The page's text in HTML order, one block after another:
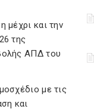
μέχρι και την
της
ΑΠΔ του
με τις
και